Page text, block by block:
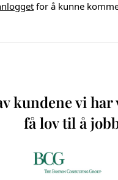
for å kunne
kundene vi
få lov til å